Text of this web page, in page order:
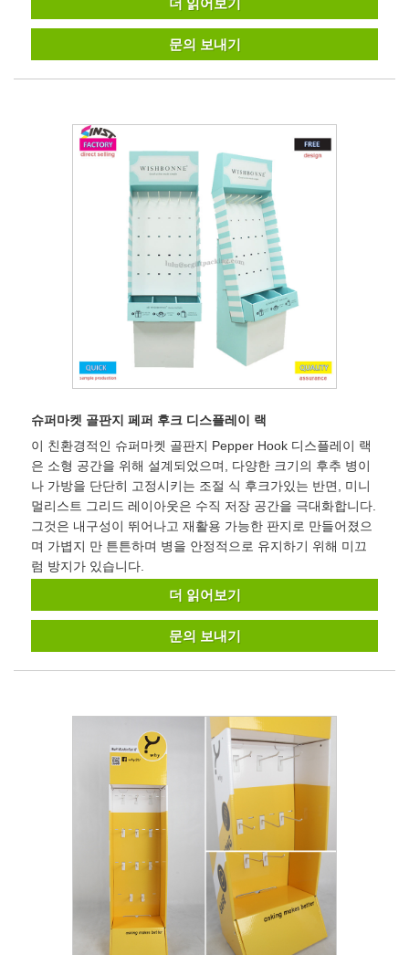
문의 보내기
슈퍼마켓 골판지 페퍼 후크 디스플레이 랙
이 친환경적인 슈퍼마켓 골판지 Pepper Hook 디스플레이 랙
은 소형 공간을 위해 설계되었으며, 다양한 크기의 후추 병이
나 가방을 단단히 고정시키는 조절 식 후크가있는 반면, 미니
멀리스트 그리드 레이아웃은 수직 저장 공간을 극대화합니다.
그것은 내구성이 뛰어나고 재활용 가능한 판지로 만들어졌으
며 가볍지 만 튼튼하며 병을 안정적으로 유지하기 위해 미끄
럼 방지가 있습니다.
더 읽어보기
문의 보내기